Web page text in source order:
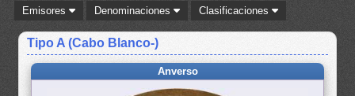
Emisores Denominaciones Clasificaciones
Tipo A (Cabo Blanco-)
Anverso